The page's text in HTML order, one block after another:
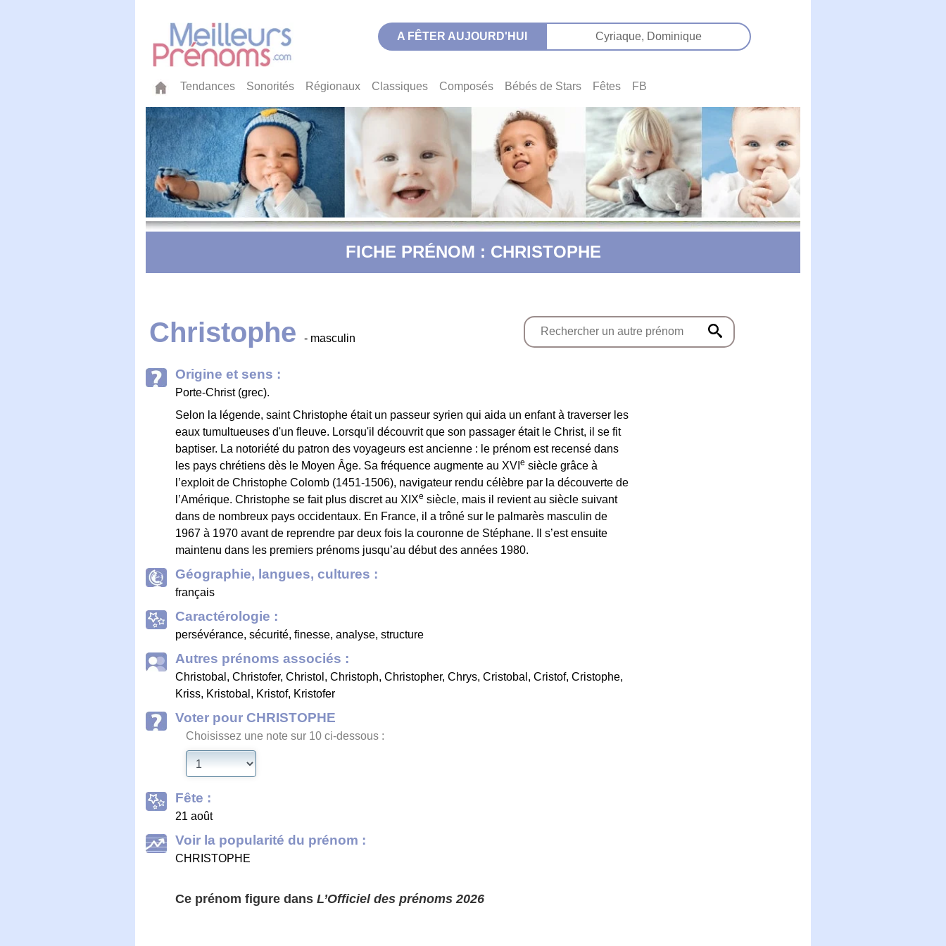
A FÊTER AUJOURD'HUI Cyriaque, Dominique
Tendances Sonorités Régionaux Classiques Composés Bébés de Stars Fêtes FB
FICHE PRÉNOM : CHRISTOPHE
Christophe - masculin
Origine et sens :
Porte-Christ (grec).
Selon la légende, saint Christophe était un passeur syrien qui aida un enfant à traverser les
eaux tumultueuses d'un fleuve. Lorsqu'il découvrit que son passager était le Christ, il se fit
baptiser. La notoriété du patron des voyageurs est ancienne : le prénom est recensé dans
les pays chrétiens dès le Moyen Âge. Sa fréquence augmente au XVI e siècle grâce à
l’exploit de Christophe Colomb (1451-1506), navigateur rendu célèbre par la découverte de
l’Amérique. Christophe se fait plus discret au XIXe siècle, mais il revient au siècle suivant
dans de nombreux pays occidentaux. En France, il a trôné sur le palmarès masculin de
1967 à 1970 avant de reprendre par deux fois la couronne de Stéphane. Il s’est ensuite
maintenu dans les premiers prénoms jusqu’au début des années 1980.
Géographie, langues, cultures :
français
Caractérologie :
persévérance, sécurité, finesse, analyse, structure
Autres prénoms associés :
Christobal , Christofer, Christol , Christoph, Christopher, Chrys, Cristobal , Cristof, Cristophe,
Kriss, Kristobal , Kristof, Kristofer
Voter pour CHRISTOPHE
Choisissez une note sur 10 ci-dessous :
Fête :
21 août
Voir la popularité du prénom :
CHRISTOPHE
Ce prénom figure dans L’Officiel des prénoms 2026